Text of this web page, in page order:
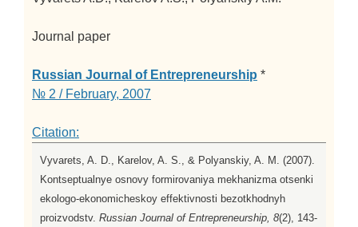
Journal paper
Russian Journal of Entrepreneurship *
№ 2 / February, 2007
Citation:
Vyvarets, A. D., Karelov, A. S., & Polyanskiy, A. M. (2007).
Kontseptualnye osnovy formirovaniya mekhanizma otsenki
ekologo-ekonomicheskoy effektivnosti bezotkhodnyh
proizvodstv. Russian Journal of Entrepreneurship, 8(2), 143-